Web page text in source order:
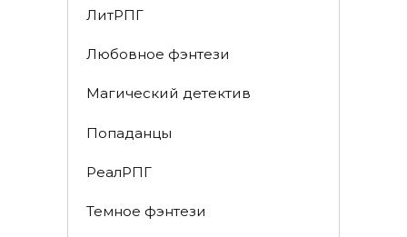
ЛитРПГ
Любовное фэнтези
Магический детектив
Попаданцы
РеалРПГ
Темное фэнтези